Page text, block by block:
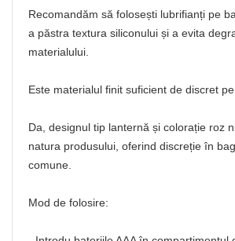
Recomandăm să folosești lubrifianți pe
a păstra textura siliconului și a evita
materialului.
Este materialul finit suficient de discret
Da, designul tip lanternă și colorație roz
natura produsului, oferind discreție în
comune.
Mod de folosire: